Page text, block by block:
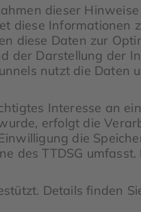
dieser
diese Informationen
diese Daten zur
der Darstellung der
nutzt die Daten
Interesse an
erfolgt die
die
des TTDSG
Details finden